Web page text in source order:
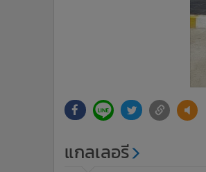
แกลเลอรี